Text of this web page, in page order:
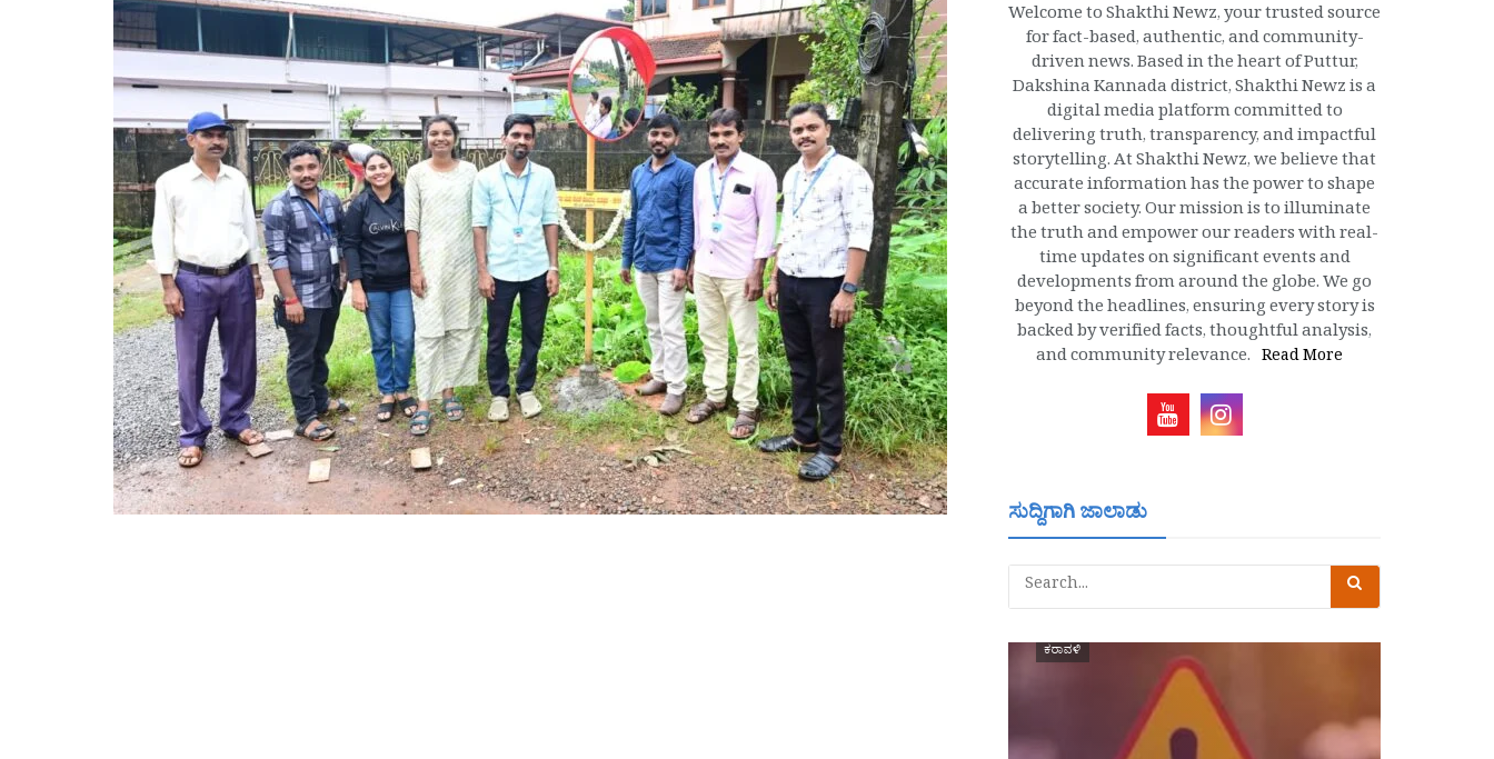
Welcome to Shakthi Newz, your trusted source
for fact-based, authentic, and community-
driven news. Based in the heart of Puttur,
Dakshina Kannada district, Shakthi Newz is a
digital media platform committed to
delivering truth, transparency, and impactful
storytelling. At Shakthi Newz, we believe that
accurate information has the power to shape
a better society. Our mission is to illuminate
the truth and empower our readers with real-
time updates on significant events and
developments from around the globe. We go
beyond the headlines, ensuring every story is
backed by verified facts, thoughtful analysis,
and community relevance. Read More
ಸುದ್ದಿಗಾಗಿ ಜಾಲಾಡು
ಕರಾವಳಿ